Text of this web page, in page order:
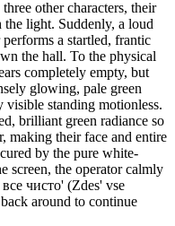
other characters, their
light. Suddenly, a loud
a startled, frantic
the hall. To the physical
completely empty, but
glowing, pale green
visible standing motionless.
brilliant green radiance so
making their face and entire
by the pure white-
screen, the operator calmly
чисто' (Zdes' vse
around to continue